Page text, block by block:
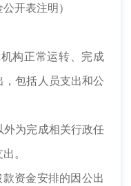
开表注明）
构正常运转、完成
包括人员支出和公
为完成相关行政任
。
资金安排的因公出